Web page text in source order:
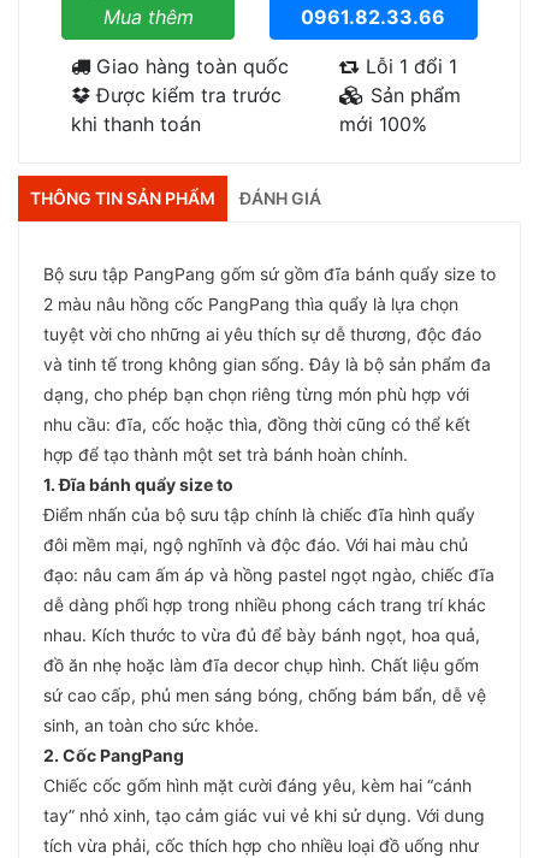
Mua thêm
0961.82.33.66
Giao hàng toàn quốc
Được kiểm tra trước
khi thanh toán
Lỗi 1 đổi 1
Sản phẩm
mới 100%
THÔNG TIN SẢN PHẨM ĐÁNH GIÁ
Bộ sưu tập PangPang gốm sứ gồm đĩa bánh quẩy size to
2 màu nâu hồng cốc PangPang thìa quẩy là lựa chọn
tuyệt vời cho những ai yêu thích sự dễ thương, độc đáo
và tinh tế trong không gian sống. Đây là bộ sản phẩm đa
dạng, cho phép bạn chọn riêng từng món phù hợp với
nhu cầu: đĩa, cốc hoặc thìa, đồng thời cũng có thể kết
hợp để tạo thành một set trà bánh hoàn chỉnh.
1. Đĩa bánh quẩy size to
Điểm nhấn của bộ sưu tập chính là chiếc đĩa hình quẩy
đôi mềm mại, ngộ nghĩnh và độc đáo. Với hai màu chủ
đạo: nâu cam ấm áp và hồng pastel ngọt ngào, chiếc đĩa
dễ dàng phối hợp trong nhiều phong cách trang trí khác
nhau. Kích thước to vừa đủ để bày bánh ngọt, hoa quả,
đồ ăn nhẹ hoặc làm đĩa decor chụp hình. Chất liệu gốm
sứ cao cấp, phủ men sáng bóng, chống bám bẩn, dễ vệ
sinh, an toàn cho sức khỏe.
2. Cốc PangPang
Chiếc cốc gốm hình mặt cười đáng yêu, kèm hai “cánh
tay” nhỏ xinh, tạo cảm giác vui vẻ khi sử dụng. Với dung
tích vừa phải, cốc thích hợp cho nhiều loại đồ uống như